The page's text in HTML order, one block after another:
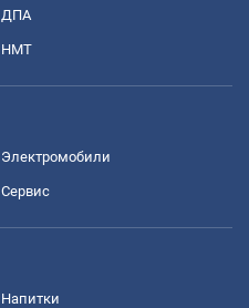
ДПА
НМТ
Электромобили
Сервис
Напитки